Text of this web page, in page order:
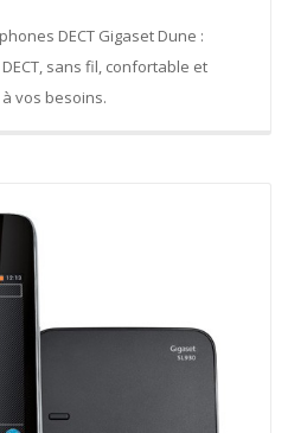
DECT Gigaset Dune :
sans fil, confortable et
vos besoins.